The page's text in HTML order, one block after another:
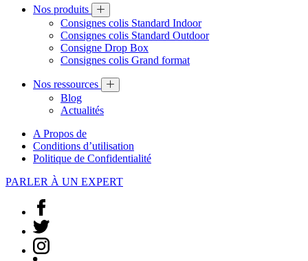
Nos produits
Consignes colis Standard Indoor
Consignes colis Standard Outdoor
Consigne Drop Box
Consignes colis Grand format
Nos ressources
Blog
Actualités
A Propos de
Conditions d’utilisation
Politique de Confidentialité
PARLER À UN EXPERT